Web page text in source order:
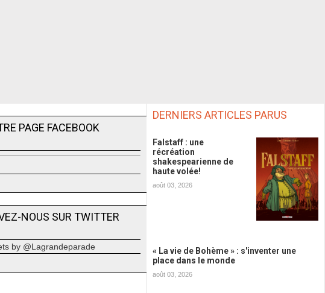
PAGE FACEBOOK
NOUS SUR TWITTER
by @Lagrandeparade
DERNIERS ARTICLES PARUS
Falstaff : une
récréation
shakespearienne de
haute volée!
août 03, 2026
« La vie de Bohème » : s'inventer une
place dans le monde
août 03, 2026